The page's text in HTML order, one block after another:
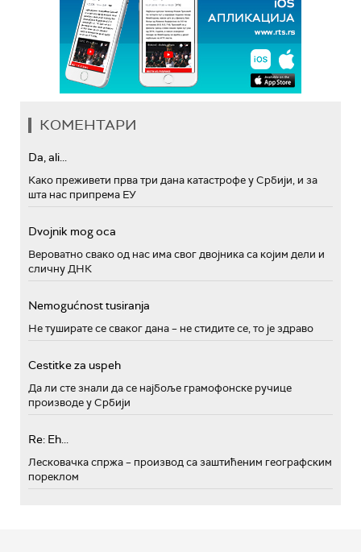
КОМЕНТАРИ
Da, ali...
Како преживети прва три дана катастрофе у Србији, и за
шта нас припрема ЕУ
Dvojnik mog oca
Вероватно свако од нас има свог двојника са којим дели и
сличну ДНК
Nemogućnost tusiranja
Не туширате се сваког дана – не стидите се, то је здраво
Cestitke za uspeh
Да ли сте знали да се најбоље грамофонске ручице
производе у Србији
Re: Eh...
Лесковачка спржа – производ са заштићеним географским
пореклом